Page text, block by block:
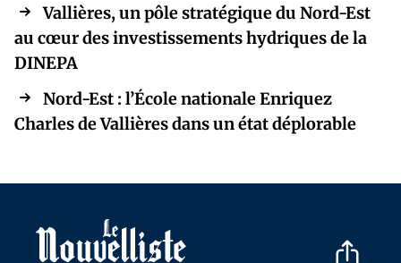
Vallières, un pôle stratégique du Nord-Est
au cœur des investissements hydriques de la
DINEPA
Nord-Est : l’École nationale Enriquez
Charles de Vallières dans un état déplorable